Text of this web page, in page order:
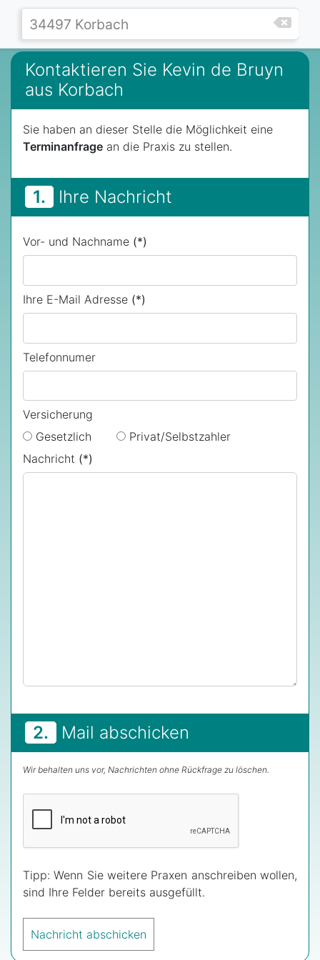
Kontaktieren Sie Kevin de Bruyn
aus Korbach
Sie haben an dieser Stelle die Möglichkeit eine
Terminanfrage an die Praxis zu stellen.
1. Ihre Nachricht
Vor- und Nachname (*)
Ihre E-Mail Adresse (*)
Telefonnumer
Versicherung
Gesetzlich
Privat/Selbstzahler
Nachricht (*)
2. Mail abschicken
Wir behalten uns vor, Nachrichten ohne Rückfrage zu löschen.
Tipp: Wenn Sie weitere Praxen anschreiben wollen,
sind Ihre Felder bereits ausgefüllt.
Nachricht abschicken